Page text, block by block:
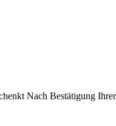
Nach Bestätigung Ihrer